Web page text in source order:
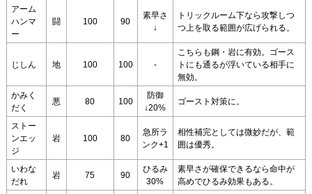
アーム
ハンマ
ー
闘 100 90
素早さ
↓
トリックルーム下なら攻撃しつ
つ上を取る範囲が広げられる。
じしん 地 100 100 -
こちらも鋼・岩に有効。ゴース
トにも通るが浮いている相手に
無効。
かみく
だく
悪 80 100
防御
↓20%
ゴースト対策に。
ストー
ンエッ
ジ
岩 100 80
急所ラ
ンク+1
相性補完としては微妙だが、範
囲は優秀。
いわな
だれ
岩 75 90
ひるみ
30%
素早さが確保できるなら命中が
高めでひるみ効果もある。